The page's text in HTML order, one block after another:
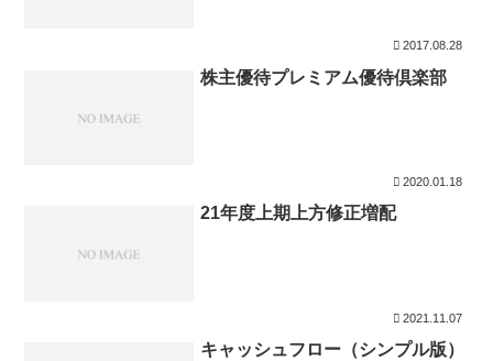
2017.08.28
株主優待プレミアム優待倶楽部
2020.01.18
21年度上期上方修正増配
2021.11.07
キャッシュフロー（シンプル版）